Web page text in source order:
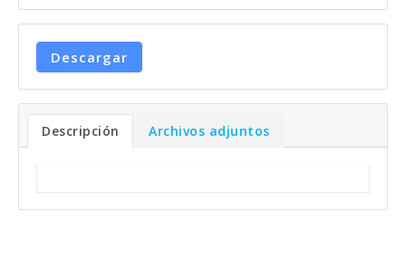
Descargar
Descripción Archivos adjuntos